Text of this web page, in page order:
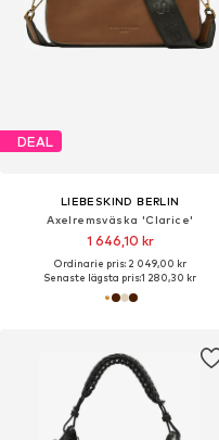
DEAL
LIEBESKIND BERLIN
Axelremsväska 'Clarice'
1 646,10 kr
Ordinarie pris: 2 049,00 kr
Senaste lägsta pris:1 280,30 kr